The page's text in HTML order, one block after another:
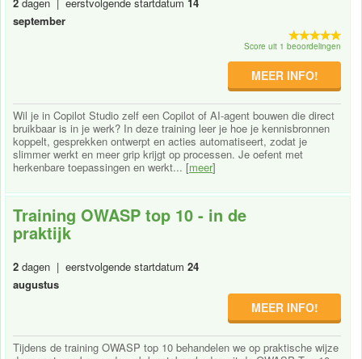
september
Score uit 1 beoordelingen
MEER INFO!
Wil je in Copilot Studio zelf een Copilot of AI-agent bouwen die direct
bruikbaar is in je werk? In deze training leer je hoe je kennisbronnen
koppelt, gesprekken ontwerpt en acties automatiseert, zodat je
slimmer werkt en meer grip krijgt op processen. Je oefent met
herkenbare toepassingen en werkt... [meer]
Training OWASP top 10 - in de
praktijk
2 dagen | eerstvolgende startdatum 24
augustus
MEER INFO!
Tijdens de training OWASP top 10 behandelen we op praktische wijze